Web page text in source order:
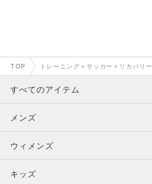
TOP トレーニング＋サッカー＋リカバリー
すべてのアイテム
メンズ
ウィメンズ
キッズ
メンズ
トップス
ボトムス
ウィメンズ
トップス
キッズ